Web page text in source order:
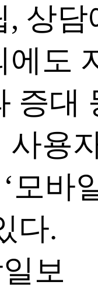
, 상
에도
증대
사용
모바
다.
보